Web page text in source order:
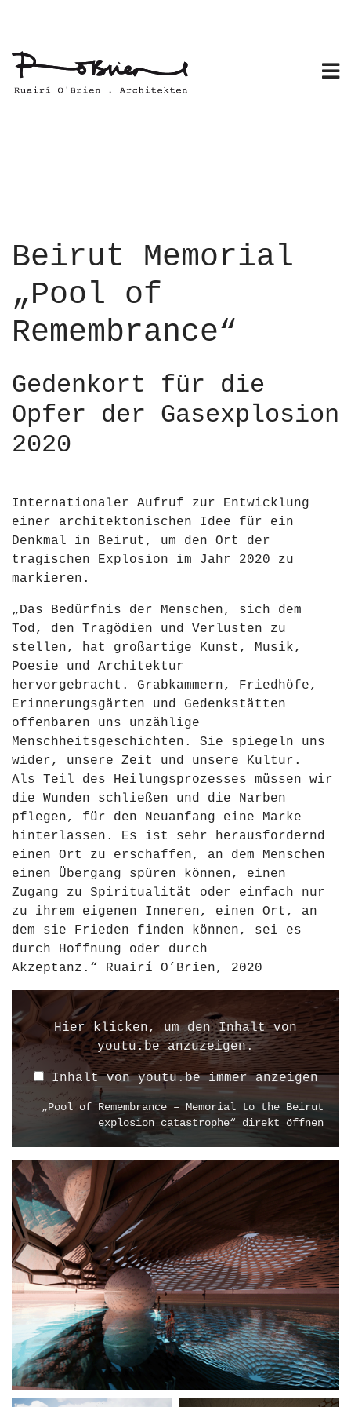
to
content
Beirut Memorial
„Pool of
Remembrance“
Gedenkort für die
Opfer der Gasexplosion
2020
Internationaler Aufruf zur Entwicklung
einer architektonischen Idee für ein
Denkmal in Beirut, um den Ort der
tragischen Explosion im Jahr 2020 zu
markieren.
„Das Bedürfnis der Menschen, sich dem
Tod, den Tragödien und Verlusten zu
stellen, hat großartige Kunst, Musik,
Poesie und Architektur
hervorgebracht. Grabkammern, Friedhöfe,
Erinnerungsgärten und Gedenkstätten
offenbaren uns unzählige
Menschheitsgeschichten. Sie spiegeln uns
wider, unsere Zeit und unsere Kultur.
Als Teil des Heilungsprozesses müssen wir
die Wunden schließen und die Narben
pflegen, für den Neuanfang eine Marke
hinterlassen. Es ist sehr herausfordernd
einen Ort zu erschaffen, an dem Menschen
einen Übergang spüren können, einen
Zugang zu Spiritualität oder einfach nur
zu ihrem eigenen Inneren, einen Ort, an
dem sie Frieden finden können, sei es
durch Hoffnung oder durch
Akzeptanz.“ Ruairí O’Brien, 2020
P
o
o
f
R
e
m
e
m
b
r
a
n
M
e
m
Hier klicken, um den Inhalt von
youtu.be anzuzeigen.
Inhalt von youtu.be immer anzeigen
„Pool of Remembrance – Memorial to the Beirut
explosion catastrophe“ direkt öffnen